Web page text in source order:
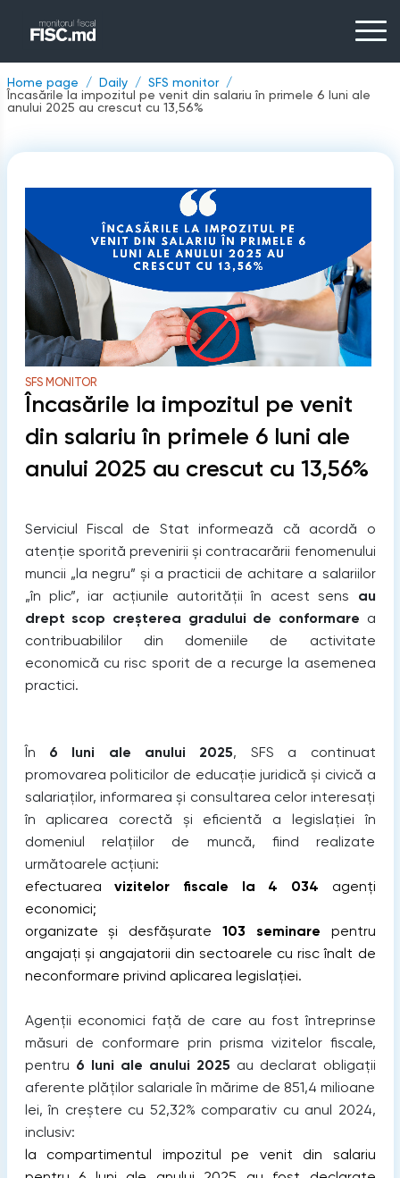
Home page Daily
SFS monitor
Încasările la impozitul pe venit din salariu în primele 6 luni ale
anului 2025 au crescut cu 13,56%
SFS MONITOR
Încasările la impozitul pe venit
din salariu în primele 6 luni ale
anului 2025 au crescut cu 13,56%
Serviciul Fiscal de Stat informează că acordă o
atenție sporită prevenirii și contracarării fenomenului
muncii „la negru” și a practicii de achitare a salariilor
„în plic”, iar acțiunile autorității în acest sens au
drept scop creșterea gradului de conformare a
contribuabililor din domeniile de activitate
economică cu risc sporit de a recurge la asemenea
practici.
În 6 luni ale anului 2025, SFS a continuat
promovarea politicilor de educație juridică și civică a
salariaților, informarea și consultarea celor interesați
în aplicarea corectă și eficientă a legislației în
domeniul relațiilor de muncă, fiind realizate
următoarele acțiuni:
efectuareavizitelor fiscale la 4 034 agenți
economici;
organizate și desfășurate 103 seminare pentru
angajați și angajatorii din sectoarele cu risc înalt de
neconformare privind aplicarea legislației.
Agenții economici față de care au fost întreprinse
măsuri de conformare prin prisma vizitelor fiscale,
pentru 6 luni ale anului 2025 au declarat obligații
aferente plăților salariale în mărime de 851,4 milioane
lei, în creștere cu 52,32% comparativ cu anul 2024,
inclusiv:
la compartimentul impozitul pe venit din salariu